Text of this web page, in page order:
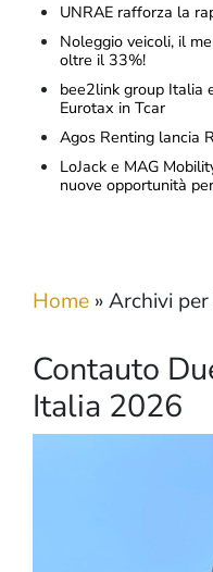
UNRAE rafforza la
Noleggio veicoli, il
oltre il 33%!
bee2link group Italia
Eurotax in Tcar
Agos Renting lancia
LoJack e MAG
nuove opportunità
Home »Archivi
Contauto
Italia 2026